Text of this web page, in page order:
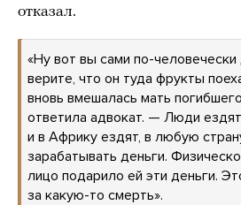
отказал.
«Ну вот вы сами по-человечески
верите, что он туда фрукты
вновь вмешалась мать
ответила адвокат. — Люди
и в Африку ездят, в любую
зарабатывать деньги.
лицо подарило ей эти деньги.
за какую-то смерть».